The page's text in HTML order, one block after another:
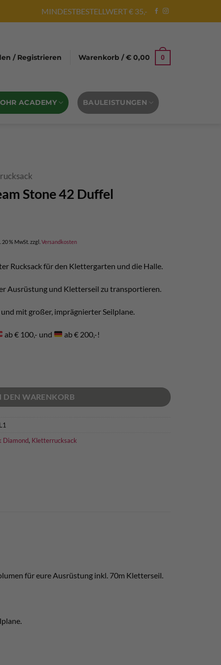
MINDESTBESTELLWERT € 35,-
/ Registrieren Warenkorb /€ 0,00 0
ACADEMY BAULEISTUNGEN
Stone 42 Duffel
20 % MwSt. zzgl. Versandkosten
Rucksack für den Klettergarten und die Halle.
Ausrüstung und Kletterseil zu transportieren.
mit großer, imprägnierter Seilplane.
ab € 100,- und ab € 200,-!
DEN WARENKORB
Diamond, Kletterrucksack
für eure Ausrüstung inkl. 70m Kletterseil.